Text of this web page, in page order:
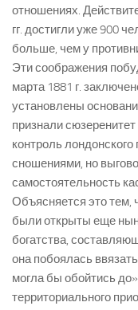
отношениях.
гг. достигли уже 900
больше, чем у
Эти соображения
марта 1881 г.
установлены
признали
контроль
сношениями, но
самостоятельность
Объясняется это тем,
были открыты еще
богатства,
она побоялась
могла бы обойтись
территориального